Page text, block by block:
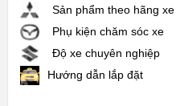
Sản phẩm theo hãng xe
Phụ kiện chăm sóc xe
Độ xe chuyên nghiệp
Hướng dẫn lắp đặt